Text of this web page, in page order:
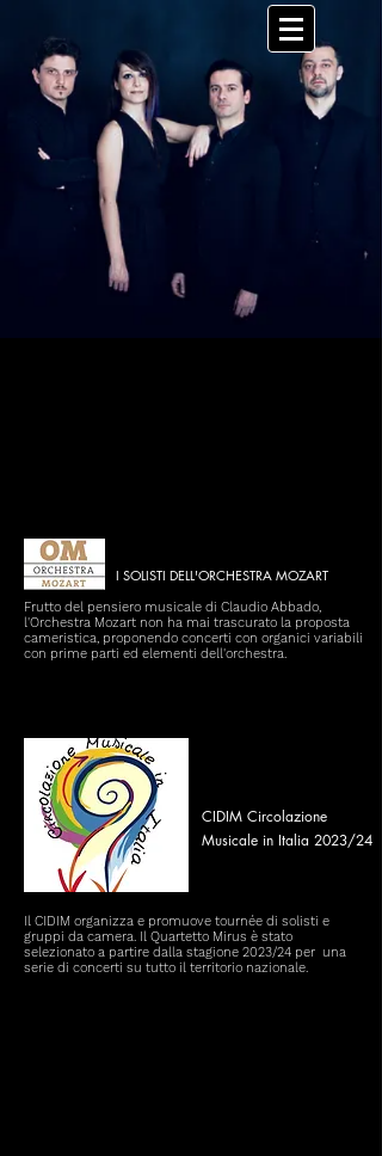
I SOLISTI DELL'ORCHESTRA MOZART
Frutto del pensiero musicale di Claudio Abbado,
l'Orchestra Mozart non ha mai trascurato la proposta
cameristica, proponendo concerti con organici variabili
con prime parti ed elementi dell'orchestra.
CIDIM Circolazione
Musicale in Italia 2023/24
Il CIDIM organizza e promuove tournée di solisti e
gruppi da camera. Il Quartetto Mirus è stato
selezionato a partire dalla stagione 2023/24 per una
serie di concerti su tutto il territorio nazionale.